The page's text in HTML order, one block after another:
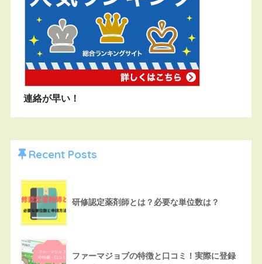
連絡が早い！
Recent Posts
研修認定薬剤師とは？必要な単位数は？
ファーマジョブの特徴と口コミ！実際に登録